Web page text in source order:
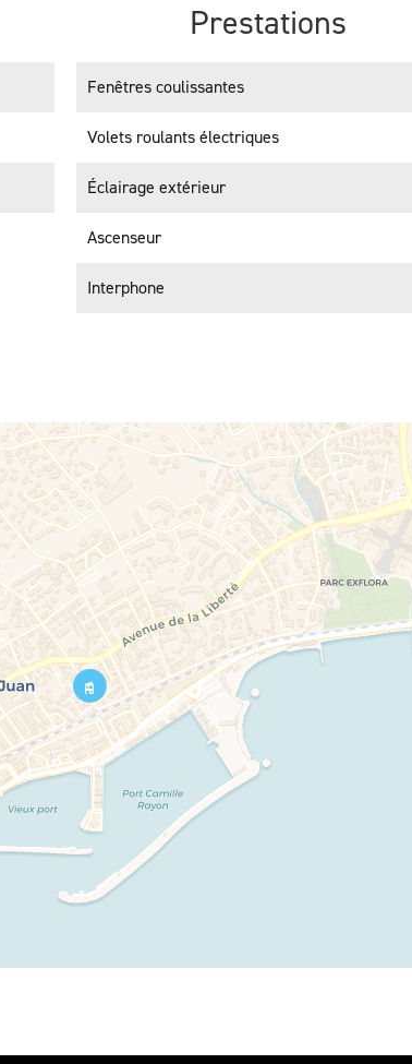
Prestations
Fenêtres coulissantes
Volets roulants électriques
Éclairage extérieur
Ascenseur
Interphone